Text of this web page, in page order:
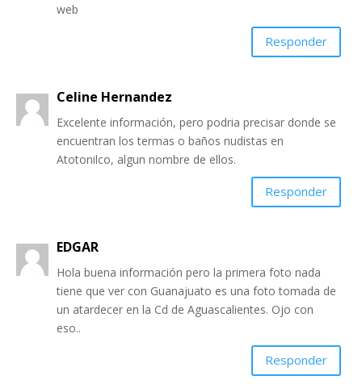
web
Responder
Celine Hernandez
Excelente información, pero podria precisar donde se
encuentran los termas o baños nudistas en
Atotonilco, algun nombre de ellos.
Responder
EDGAR
Hola buena información pero la primera foto nada
tiene que ver con Guanajuato es una foto tomada de
un atardecer en la Cd de Aguascalientes. Ojo con
eso..
Responder